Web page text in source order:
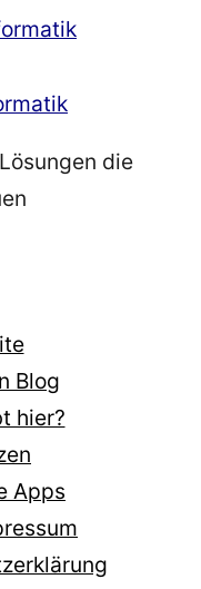
die
Blog
hier?
Apps